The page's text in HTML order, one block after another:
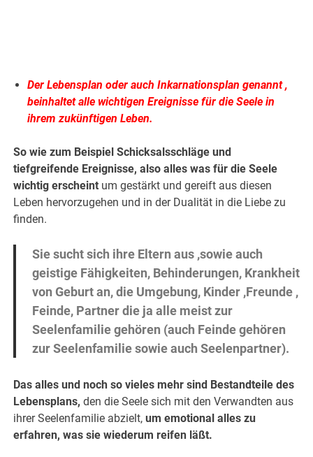
Der Lebensplan oder auch Inkarnationsplan genannt ,
beinhaltet alle wichtigen Ereignisse für die Seele in
ihrem zukünftigen Leben.
So wie zum Beispiel Schicksalsschläge und
tiefgreifende Ereignisse, also alles was für die Seele
wichtig erscheint um gestärkt und gereift aus diesen
Leben hervorzugehen und in der Dualität in die Liebe zu
finden.
Sie sucht sich ihre Eltern aus ,sowie auch
geistige Fähigkeiten, Behinderungen, Krankheit
von Geburt an, die Umgebung, Kinder ,Freunde ,
Feinde, Partner die ja alle meist zur
Seelenfamilie gehören (auch Feinde gehören
zur Seelenfamilie sowie auch Seelenpartner).
Das alles und noch so vieles mehr sind Bestandteile des
Lebensplans, den die Seele sich mit den Verwandten aus
ihrer Seelenfamilie abzielt,um emotional alles zu
erfahren, was sie wiederum reifen läßt.